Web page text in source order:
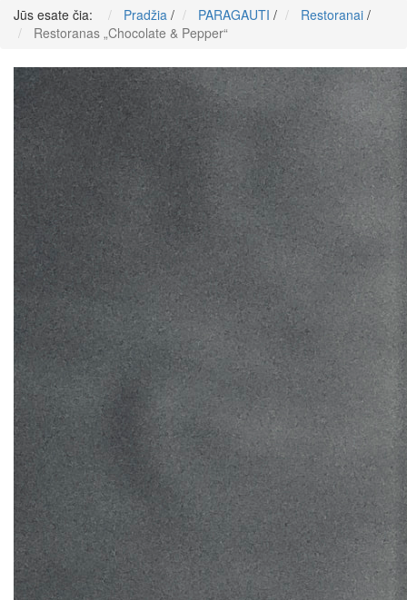
Jūs esate čia:
Pradžia / PARAGAUTI / Restoranai /
Restoranas „Chocolate & Pepper“